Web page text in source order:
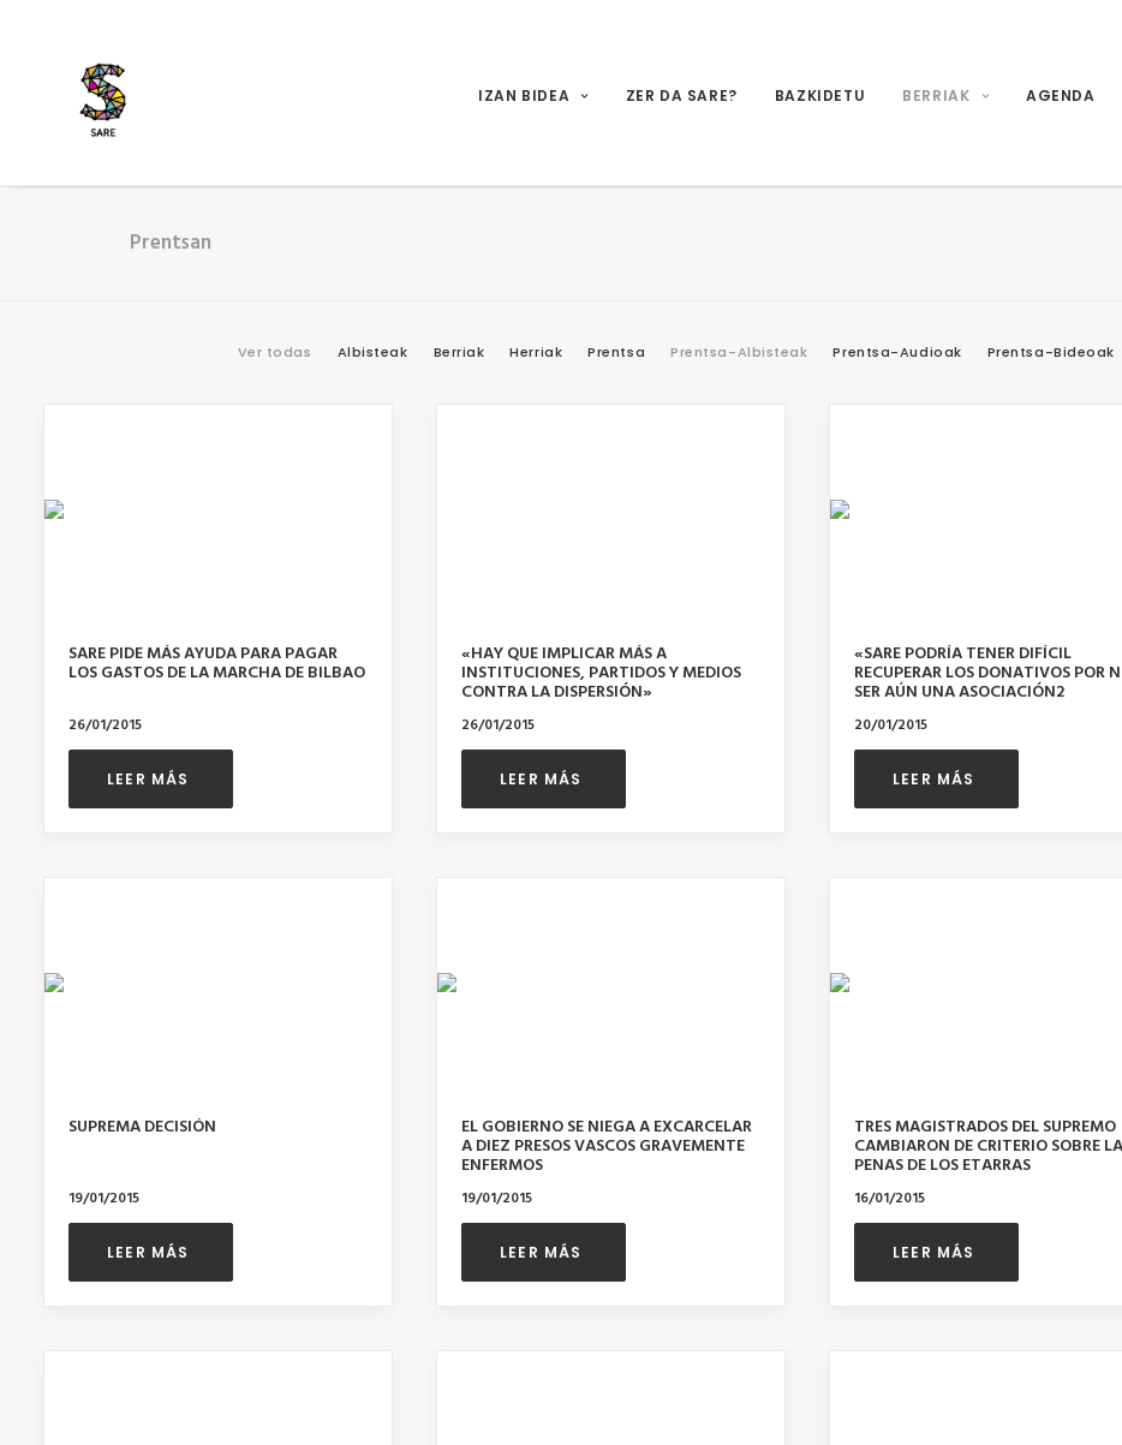
IZAN BIDEA ZER DA SARE? BAZKIDETU BERRIAK AGENDA
Prentsan
Ver todas Albisteak Berriak Herriak Prentsa Prentsa-Albisteak Prentsa-Audioak Prentsa-Bideoak
SARE PIDE MÁS AYUDA PARA PAGAR
LOS GASTOS DE LA MARCHA DE BILBAO
26/01/2015
LEER MÁS
«HAY QUE IMPLICAR MÁS A
INSTITUCIONES, PARTIDOS Y MEDIOS
CONTRA LA DISPERSIÓN»
26/01/2015
LEER MÁS
«SARE PODRÍA TENER DIFÍCIL
RECUPERAR LOS DONATIVOS POR
SER AÚN UNA ASOCIACIÓN2
20/01/2015
LEER MÁS
SUPREMA DECISIÓN
19/01/2015
LEER MÁS
EL GOBIERNO SE NIEGA A EXCARCELAR
A DIEZ PRESOS VASCOS GRAVEMENTE
ENFERMOS
19/01/2015
LEER MÁS
TRES MAGISTRADOS DEL SUPREMO
CAMBIARON DE CRITERIO SOBRE
PENAS DE LOS ETARRAS
16/01/2015
LEER MÁS